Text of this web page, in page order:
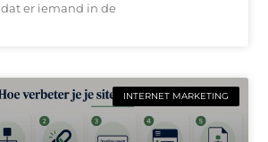
dat er iemand in de
INTERNET MARKETING